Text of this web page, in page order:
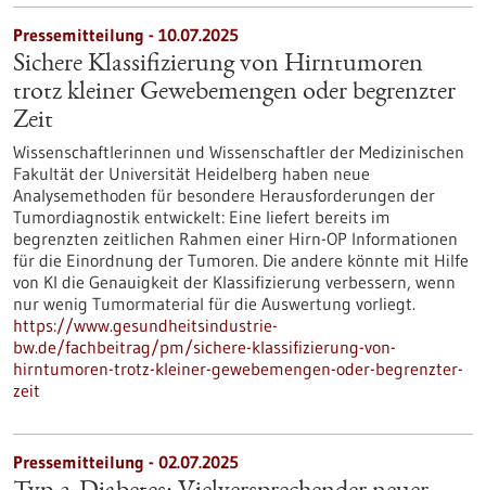
Pressemitteilung - 10.07.2025
Sichere Klassifizierung von Hirntumoren
trotz kleiner Gewebemengen oder begrenzter
Zeit
Wissenschaftlerinnen und Wissenschaftler der Medizinischen
Fakultät der Universität Heidelberg haben neue
Analysemethoden für besondere Herausforderungen der
Tumordiagnostik entwickelt: Eine liefert bereits im
begrenzten zeitlichen Rahmen einer Hirn-OP Informationen
für die Einordnung der Tumoren. Die andere könnte mit Hilfe
von KI die Genauigkeit der Klassifizierung verbessern, wenn
nur wenig Tumormaterial für die Auswertung vorliegt.
https://www.gesundheitsindustrie-
bw.de/fachbeitrag/pm/sichere-klassifizierung-von-
hirntumoren-trotz-kleiner-gewebemengen-oder-begrenzter-
zeit
Pressemitteilung - 02.07.2025